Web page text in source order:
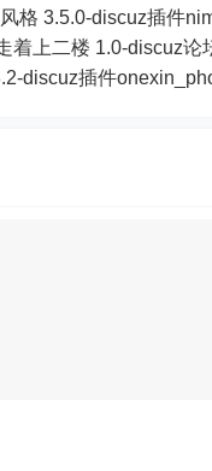
格 3.5.0-discuz插件
着上二楼 1.0-discuz论
discuz插件